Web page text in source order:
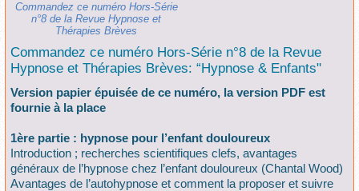
Commandez ce numéro Hors-Série
n°8 de la Revue Hypnose et
Thérapies Brèves
Commandez ce numéro Hors-Série n°8 de la Revue
Hypnose et Thérapies Brèves: “Hypnose & Enfants"
Version papier épuisée de ce numéro, la version PDF est
fournie à la place
1ère partie : hypnose pour l’enfant douloureux
Introduction ; recherches scientifiques clefs, avantages
généraux de l’hypnose chez l’enfant douloureux (Chantal Wood)
Avantages de l’autohypnose et comment la proposer et suivre